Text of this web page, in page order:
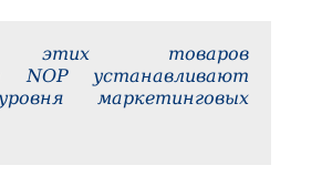
товаров
NOPустанавливают
маркетинговых